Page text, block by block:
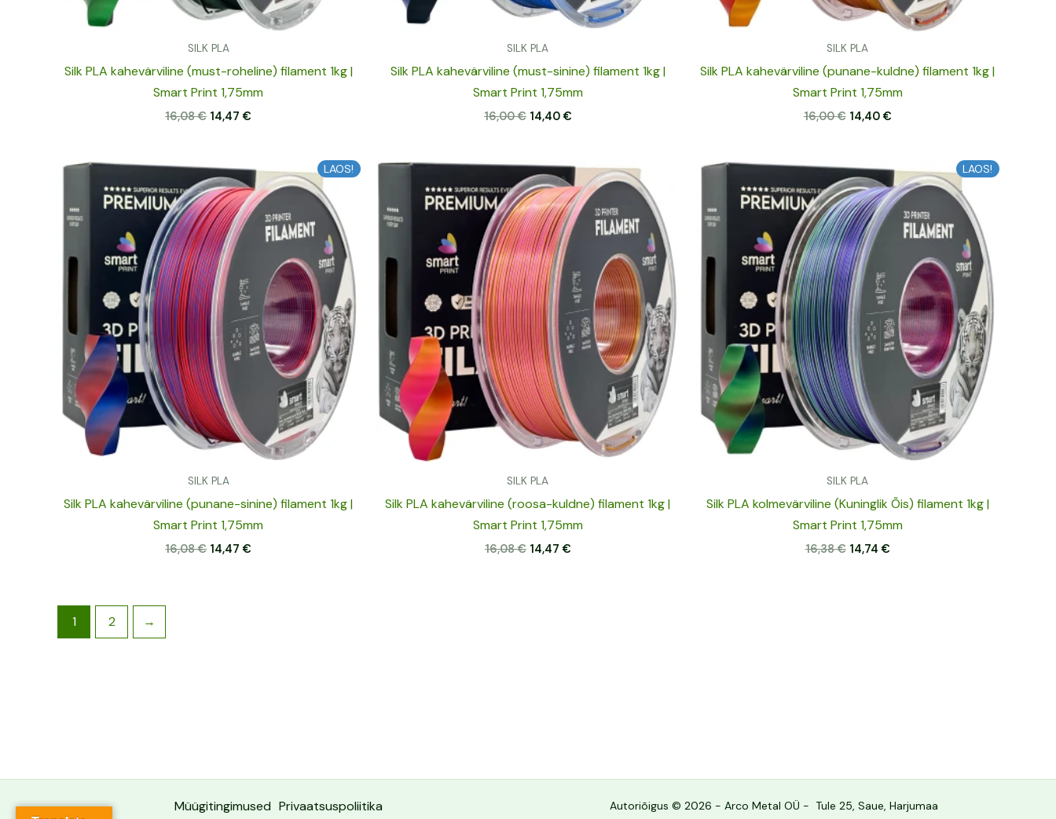
SILK PLA
Silk PLA kahevärviline (must-roheline) filament 1kg |
Smart Print 1,75mm
16,08€ 14,47€
SILK PLA
Silk PLA kahevärviline (must-sinine) filament 1kg |
Smart Print 1,75mm
16,00€ 14,40€
SILK PLA
Silk PLA kahevärviline (punane-kuldne) filament 1kg |
Smart Print 1,75mm
16,00€ 14,40€
LAOS!
SILK PLA
Silk PLA kahevärviline (punane-sinine) filament 1kg |
Smart Print 1,75mm
16,08€
Algne
hind
oli:
16,08 €.
14,47€
Praegune
hind
on:
14,47 €.
SILK PLA
Silk PLA kahevärviline (roosa-kuldne) filament 1kg |
Smart Print 1,75mm
16,08€
Algne
hind
oli:
16,08 €.
14,47€
Praegune
hind
on:
14,47 €.
LAOS!
SILK PLA
Silk PLA kolmevärviline (Kuninglik Õis) filament 1kg |
Smart Print 1,75mm
16,38€
Algne
hind
oli:
16,38 €.
14,74€
Praegune
hind
on:
14,74 €.
1 2 →
Müügitingimused Privaatsuspoliitika Autoriõigus © 2026 - Arco Metal OÜ - Tule 25, Saue, Harjumaa